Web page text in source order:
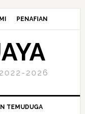
PENAFIAN
2026
TEMUDUGA